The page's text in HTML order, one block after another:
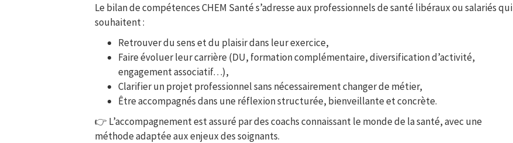
Le bilan de compétences CHEM Santé s’adresse aux professionnels de santé libéraux ou salariés qui
souhaitent :
Retrouver du sens et du plaisir dans leur exercice,
Faire évoluer leur carrière (DU, formation complémentaire, diversification d’activité,
engagement associatif…),
Clarifier un projet professionnel sans nécessairement changer de métier,
Être accompagnés dans une réflexion structurée, bienveillante et concrète.
👉 L’accompagnement est assuré par des coachs connaissant le monde de la santé, avec une
méthode adaptée aux enjeux des soignants.